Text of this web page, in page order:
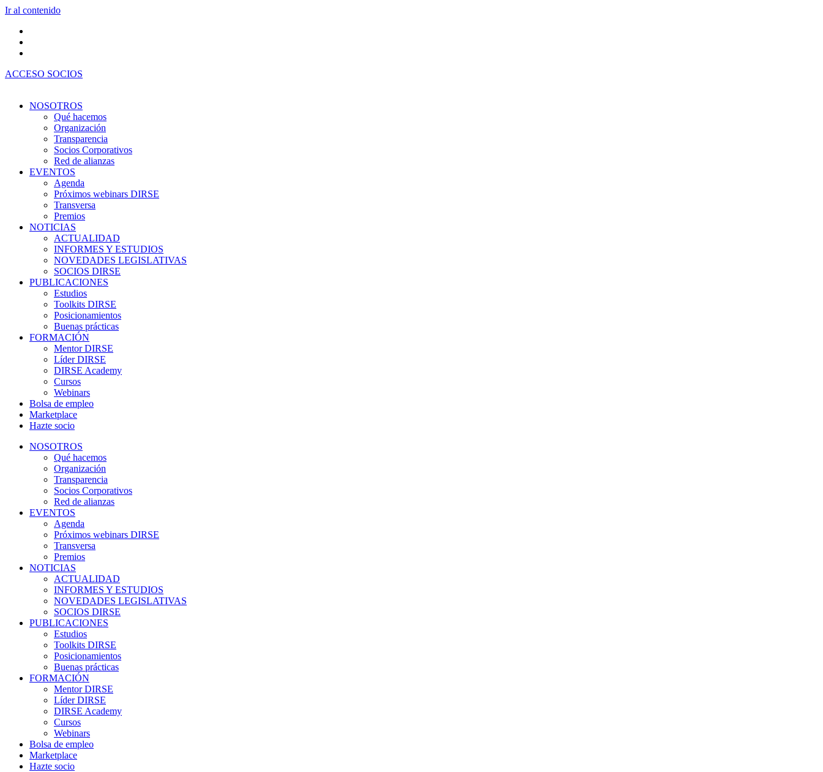
Ir al contenido
ACCESO SOCIOS
NOSOTROS
Qué hacemos
Organización
Transparencia
Socios Corporativos
Red de alianzas
EVENTOS
Agenda
Próximos webinars DIRSE
Transversa
Premios
NOTICIAS
ACTUALIDAD
INFORMES Y ESTUDIOS
NOVEDADES LEGISLATIVAS
SOCIOS DIRSE
PUBLICACIONES
Estudios
Toolkits DIRSE
Posicionamientos
Buenas prácticas
FORMACIÓN
Mentor DIRSE
Líder DIRSE
DIRSE Academy
Cursos
Webinars
Bolsa de empleo
Marketplace
Hazte socio
NOSOTROS
Qué hacemos
Organización
Transparencia
Socios Corporativos
Red de alianzas
EVENTOS
Agenda
Próximos webinars DIRSE
Transversa
Premios
NOTICIAS
ACTUALIDAD
INFORMES Y ESTUDIOS
NOVEDADES LEGISLATIVAS
SOCIOS DIRSE
PUBLICACIONES
Estudios
Toolkits DIRSE
Posicionamientos
Buenas prácticas
FORMACIÓN
Mentor DIRSE
Líder DIRSE
DIRSE Academy
Cursos
Webinars
Bolsa de empleo
Marketplace
Hazte socio